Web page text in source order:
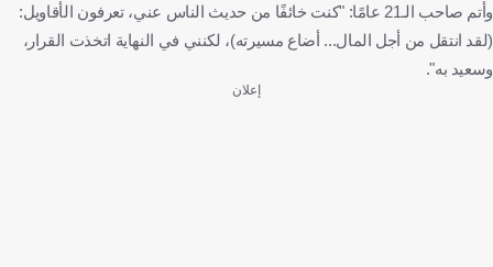
وأتم صاحب الـ21 عامًا: "كنت خائفًا من حديث الناس عني، تعرفون الأقاويل:
(لقد انتقل من أجل المال... أضاع مسيرته)، لكنني في النهاية اتخذت القرار،
وسعيد به".
إعلان